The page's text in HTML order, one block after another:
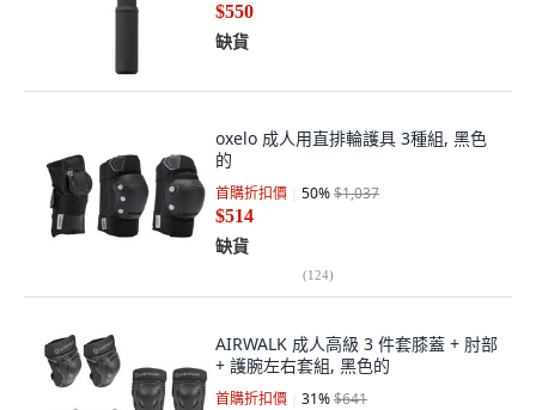
$550
缺貨
oxelo 成人用直排輪護具 3種組, 黑色
的
首購折扣價 50%$1,037
$514
缺貨
(124)
AIRWALK 成人高級 3 件套膝蓋 + 肘部
+ 護腕左右套組, 黑色的
首購折扣價 31%$641